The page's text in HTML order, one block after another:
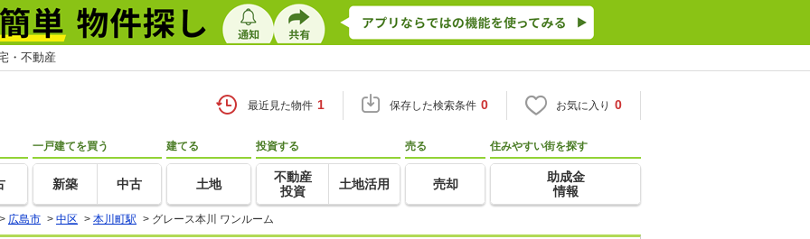
・不動産
最近見た物件 1 保存した検索条件 0 お気に入り 0
一戸建てを買う
新築 中古
建てる
土地
投資する
不動産
投資
土地活用
売る
売却
住みやすい街を探す
助成金
情報
> 広島市 > 中区 > 本川町駅 > グレース本川 ワンルーム